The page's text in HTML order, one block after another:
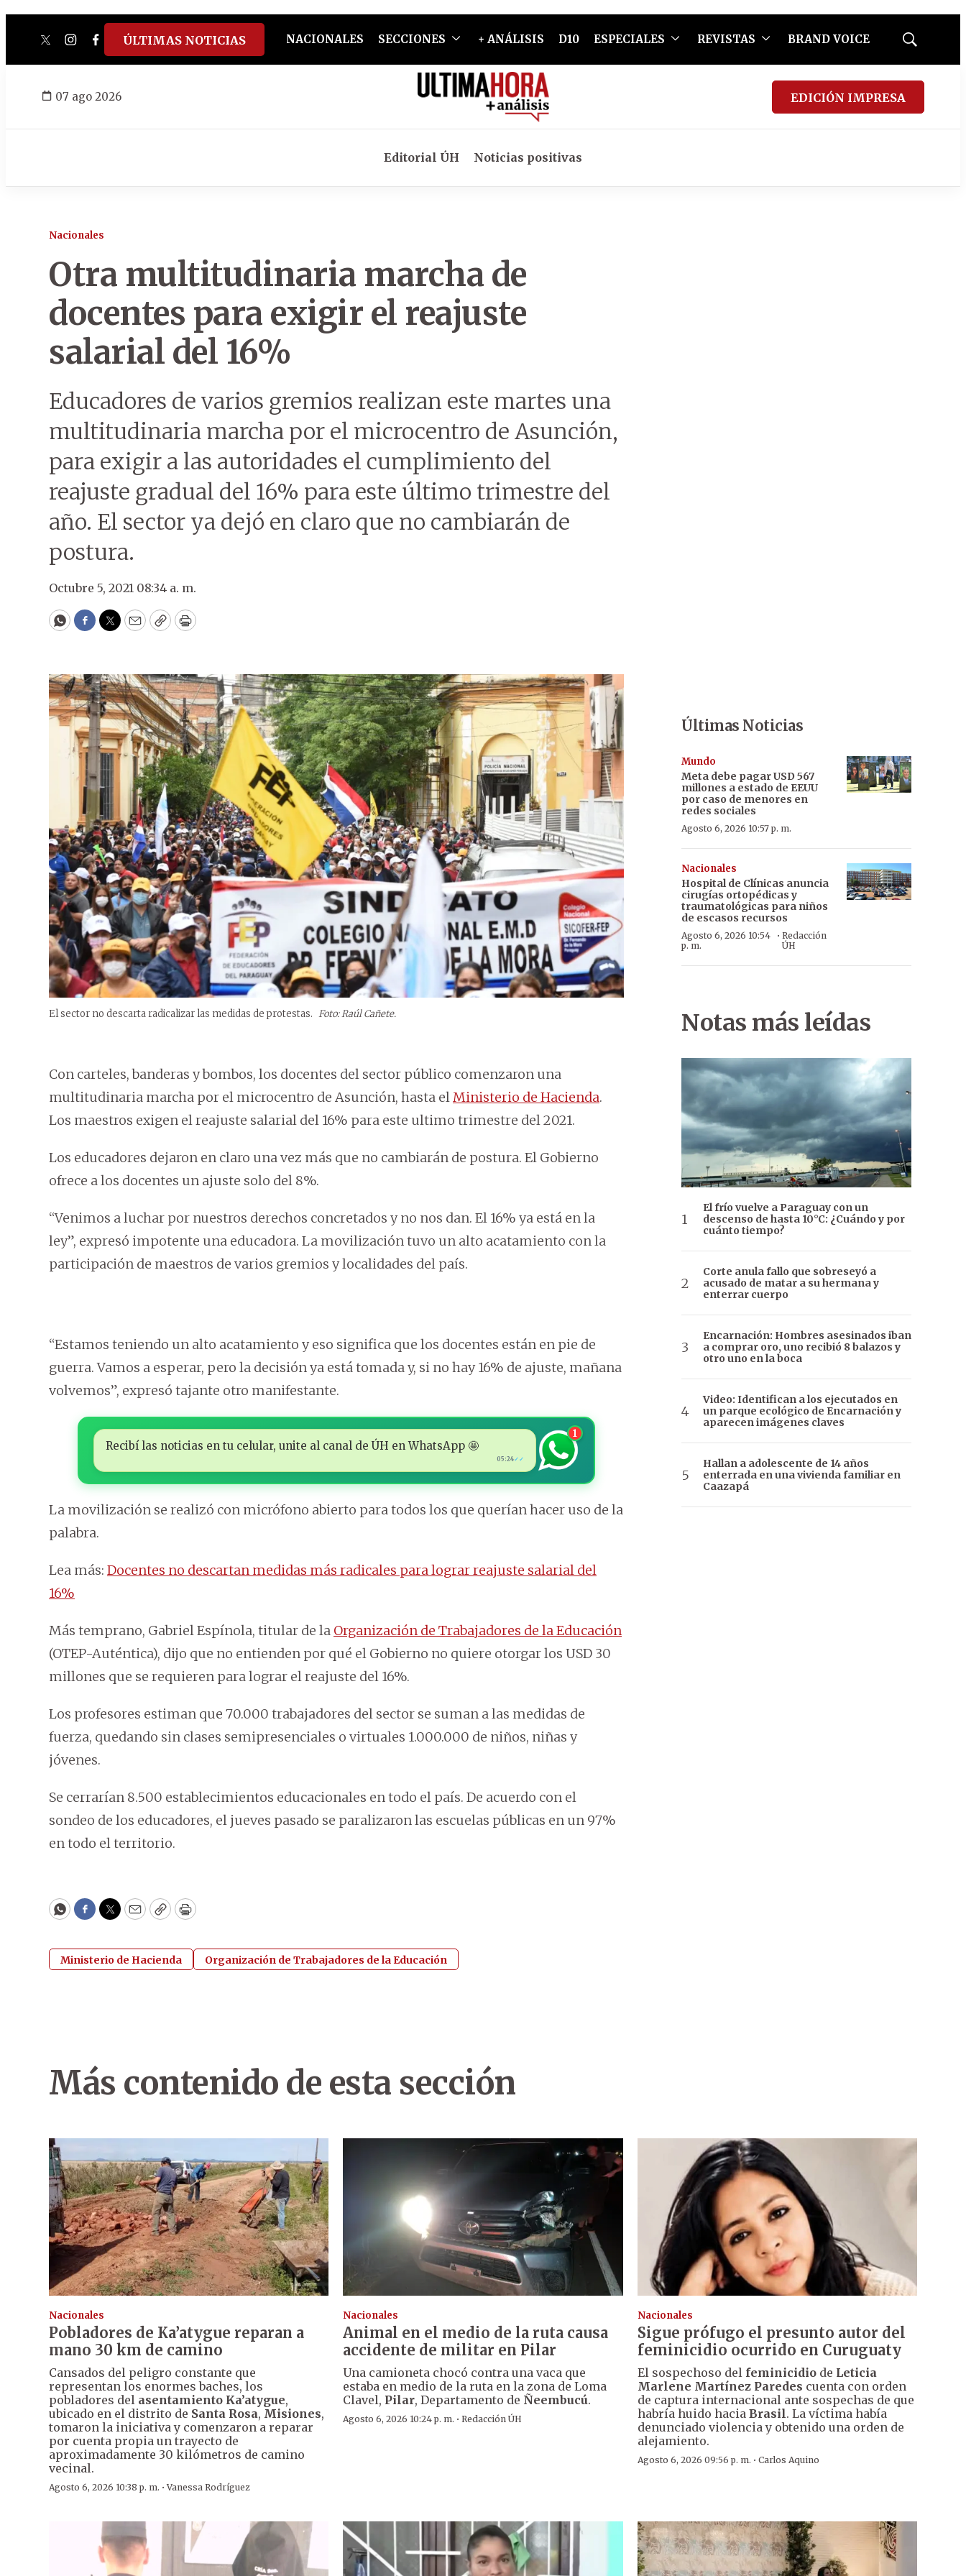
twitterinstagram
facebook
tiktokyoutube
spotify
ÚLTIMAS NOTICIAS NACIONALES SECCIONES + ANÁLISIS D10 ESPECIALES REVISTAS BRAND VOICE
Mostrar
07 ago 2026 EDICIÓN IMPRESA
Editorial ÚH Noticias positivas
Nacionales
Otra multitudinaria marcha de
docentes para exigir el reajuste
salarial del 16%
Educadores de varios gremios realizan este martes una
multitudinaria marcha por el microcentro de Asunción,
para exigir a las autoridades el cumplimiento del
reajuste gradual del 16% para este último trimestre del
año. El sector ya dejó en claro que no cambiarán de
postura.
Octubre 5, 2021 08:34 a. m.
WhatsApp
Facebook
Twitter
EmailCopyPrint
El sector no descarta radicalizar las medidas de protestas. Foto: Raúl Cañete.
Con carteles, banderas y bombos, los docentes del sector público comenzaron una
multitudinaria marcha por el microcentro de Asunción, hasta elMinisterio de Hacienda.
Los maestros exigen el reajuste salarial del 16% para este ultimo trimestre del 2021.
Los educadores dejaron en claro una vez más que no cambiarán de postura. El Gobierno
ofrece a los docentes un ajuste solo del 8%.
“Venimos a luchar por nuestros derechos concretados y no nos dan. El 16% ya está en la
ley”, expresó impotente una educadora. La movilización tuvo un alto acatamiento con la
participación de maestros de varios gremios y localidades del país.
“Estamos teniendo un alto acatamiento y eso significa que los docentes están en pie de
guerra. Vamos a esperar, pero la decisión ya está tomada y, si no hay 16% de ajuste, mañana
volvemos”, expresó tajante otro manifestante.
Recibí las noticias en tu celular, unite al canal de ÚH en WhatsApp 🤩
05:24✓✓
1
La movilización se realizó con micrófono abierto para todos los que querían hacer uso de la
palabra.
Lea más: Docentes no descartan medidas más radicales para lograr reajuste salarial del
16%
Más temprano, Gabriel Espínola, titular de la Organización de Trabajadores de la Educación
(OTEP-Auténtica), dijo que no entienden por qué el Gobierno no quiere otorgar los USD 30
millones que se requieren para lograr el reajuste del 16%.
Los profesores estiman que 70.000 trabajadores del sector se suman a las medidas de
fuerza, quedando sin clases semipresenciales o virtuales 1.000.000 de niños, niñas y
jóvenes.
Se cerrarían 8.500 establecimientos educacionales en todo el país. De acuerdo con el
sondeo de los educadores, el jueves pasado se paralizaron las escuelas públicas en un 97%
en todo el territorio.
WhatsApp
Facebook
Twitter
EmailCopyPrint
Ministerio de Hacienda Organización de Trabajadores de la Educación
Últimas Noticias
Mundo
Meta debe pagar USD 567
millones a estado de EEUU
por caso de menores en
redes sociales
Agosto 6, 2026 10:57 p. m.
Nacionales
Hospital de Clínicas anuncia
cirugías ortopédicas y
traumatológicas para niños
de escasos recursos
Agosto 6, 2026 10:54
p. m.
· Redacción
ÚH
Notas más leídas
El frío vuelve a Paraguay con un
descenso de hasta 10°C: ¿Cuándo y por
cuánto tiempo?
Corte anula fallo que sobreseyó a
acusado de matar a su hermana y
enterrar cuerpo
Encarnación: Hombres asesinados iban
a comprar oro, uno recibió 8 balazos y
otro uno en la boca
Video: Identifican a los ejecutados en
un parque ecológico de Encarnación y
aparecen imágenes claves
Hallan a adolescente de 14 años
enterrada en una vivienda familiar en
Caazapá
Más contenido de esta sección
Nacionales
Pobladores de Ka’atygue reparan a
mano 30 km de camino
Cansados del peligro constante que
representan los enormes baches, los
pobladores del asentamiento Ka’atygue,
ubicado en el distrito de Santa Rosa, Misiones,
tomaron la iniciativa y comenzaron a reparar
por cuenta propia un trayecto de
aproximadamente 30 kilómetros de camino
vecinal.
Agosto 6, 2026 10:38 p. m. ·Vanessa Rodríguez
Nacionales
Animal en el medio de la ruta causa
accidente de militar en Pilar
Una camioneta chocó contra una vaca que
estaba en medio de la ruta en la zona de Loma
Clavel, Pilar, Departamento de Ñeembucú.
Agosto 6, 2026 10:24 p. m. ·Redacción ÚH
Nacionales
Sigue prófugo el presunto autor del
feminicidio ocurrido en Curuguaty
El sospechoso del feminicidiode Leticia
Marlene Martínez Paredes cuenta con orden
de captura internacional ante sospechas de que
habría huido hacia Brasil. La víctima había
denunciado violencia y obtenido una orden de
alejamiento.
Agosto 6, 2026 09:56 p. m. · Carlos Aquino